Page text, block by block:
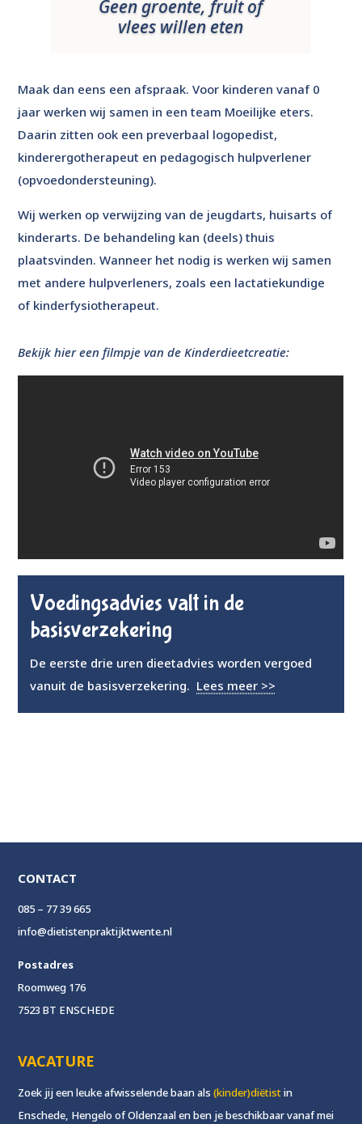
Geen groente, fruit of
vlees willen eten
Maak dan eens een afspraak. Voor kinderen vanaf 0
jaar werken wij samen in een team Moeilijke eters.
Daarin zitten ook een preverbaal logopedist,
kinderergotherapeut en pedagogisch hulpverlener
(opvoedondersteuning).
Wij werken op verwijzing van de jeugdarts, huisarts of
kinderarts. De behandeling kan (deels) thuis
plaatsvinden. Wanneer het nodig is werken wij samen
met andere hulpverleners, zoals een lactatiekundige
of kinderfysiotherapeut.
Bekijk hier een filmpje van de Kinderdieetcreatie:
Voedingsadvies valt in de
basisverzekering
De eerste drie uren dieetadvies worden vergoed
vanuit de basisverzekering. Lees meer >>
CONTACT
085 – 77 39 665
info@dietistenpraktijktwente.nl
Postadres
Roomweg 176
7523 BT ENSCHEDE
VACATURE
Zoek jij een leuke afwisselende baan als(kinder)diëtistin
Enschede, Hengelo of Oldenzaal en ben je beschikbaar vanaf mei